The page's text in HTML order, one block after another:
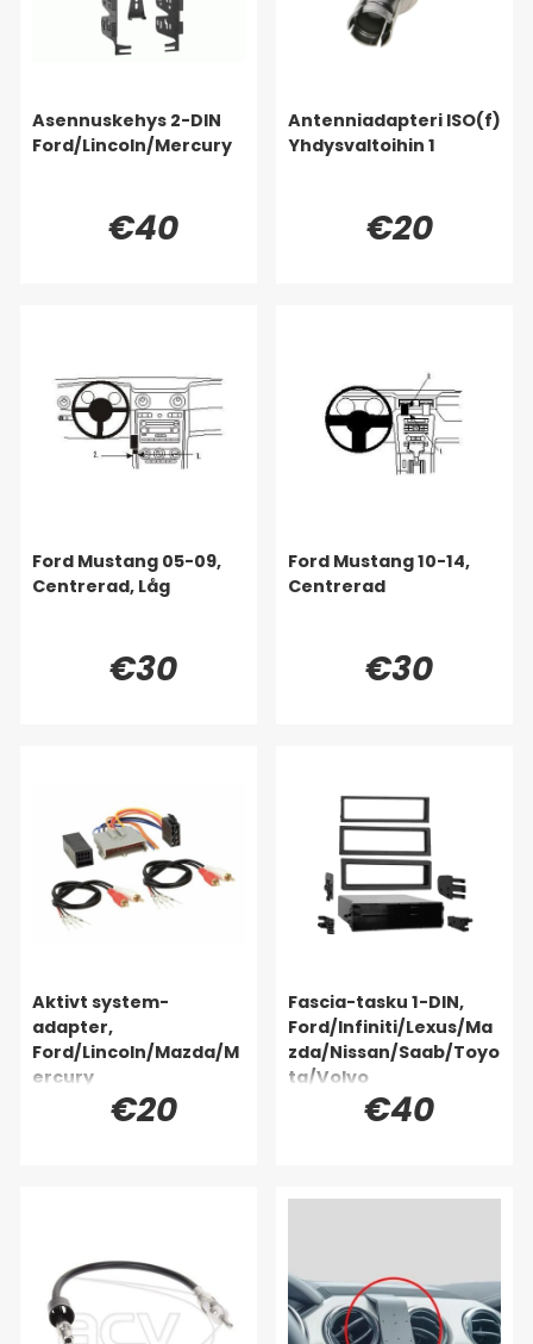
Asennuskehys 2-DIN
Ford/Lincoln/Mercury
€40
Antenniadapteri ISO(f)
Yhdysvaltoihin 1
€20
Ford Mustang 05-09,
Centrerad, Låg
€30
Ford Mustang 10-14,
Centrerad
€30
Aktivt system-
adapter,
Ford/Lincoln/Mazda/M
ercury
€20
Fascia-tasku 1-DIN,
Ford/Infiniti/Lexus/Ma
zda/Nissan/Saab/Toyo
ta/Volvo
€40